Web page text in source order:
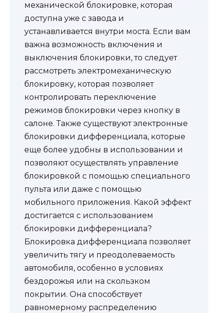
механической блокировке, которая
доступна уже с завода и
устанавливается внутри моста. Если вам
важна возможность включения и
выключения блокировки, то следует
рассмотреть электромеханическую
блокировку, которая позволяет
контролировать переключение
режимов блокировки через кнопку в
салоне. Также существуют электронные
блокировки дифференциала, которые
еще более удобны в использовании и
позволяют осуществлять управление
блокировкой с помощью специального
пульта или даже с помощью
мобильного приложения. Какой эффект
достигается с использованием
блокировки дифференциала?
Блокировка дифференциала позволяет
увеличить тягу и преодолеваемость
автомобиля, особенно в условиях
бездорожья или на скользком
покрытии. Она способствует
равномерному распределению